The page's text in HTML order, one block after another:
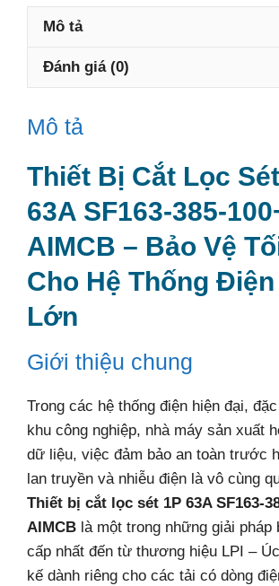
100+50-
lượng
Mô tả
Đánh giá (0)
Mô tả
Thiết Bị Cắt Lọc
63A SF163-385-
AIMCB – Bảo Vệ
Cho Hệ Thống Điện
Lớn
Giới thiệu chung
Trong các hệ thống điện hiện đại,
khu công nghiệp, nhà máy sản xuất
dữ liệu, việc đảm bảo an toàn trước
lan truyền và nhiễu điện là vô cùng
Thiết bị cắt lọc sét 1P 63A SF163-
AIMCB là một trong những giải pháp
cấp nhất đến từ thương hiệu LPI –
kế dành riêng cho các tải có dòng